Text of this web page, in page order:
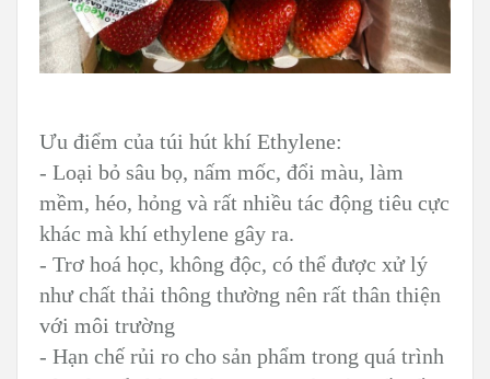
Ưu điểm của túi hút khí Ethylene:
- Loại bỏ sâu bọ, nấm mốc, đổi màu, làm
mềm, héo, hỏng và rất nhiều tác động tiêu cực
khác mà khí ethylene gây ra.
- Trơ hoá học, không độc, có thể được xử lý
như chất thải thông thường nên rất thân thiện
với môi trường
- Hạn chế rủi ro cho sản phẩm trong quá trình